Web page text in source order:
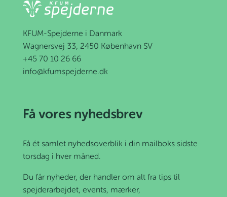
KFUM-Spejderne i Danmark
Wagnersvej 33, 2450 København SV
+45 70 10 26 66
info@kfumspejderne.dk
Få vores nyhedsbrev
Få ét samlet nyhedsoverblik i din mailboks sidste
torsdag i hver måned.
Du får nyheder, der handler om alt fra tips til
spejderarbejdet, events, mærker,